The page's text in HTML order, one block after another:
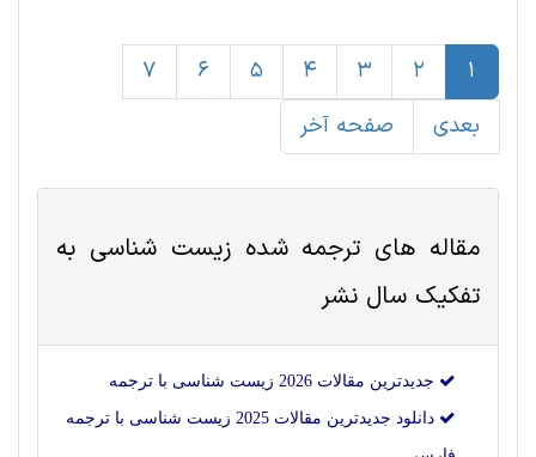
1
2
3
4
5
6
7
بعدی
صفحه آخر
مقاله های ترجمه شدهزیست شناسی به
تفکیک سال نشر
جدیدترین مقالات 2026 زیست شناسی با ترجمه
دانلود جدیدترین مقالات 2025 زیست شناسی با ترجمه